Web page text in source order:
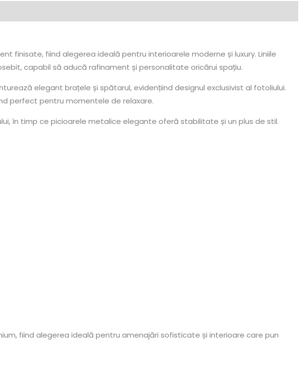
finisate, fiind alegerea ideală pentru interioarele moderne și luxury. Liniile
capabil să aducă rafinament și personalitate oricărui spațiu.
elegant brațele și spătarul, evidențiind designul exclusivist al fotoliului.
perfect pentru momentele de relaxare.
în timp ce picioarele metalice elegante oferă stabilitate și un plus de stil.
fiind alegerea ideală pentru amenajări sofisticate și interioare care pun